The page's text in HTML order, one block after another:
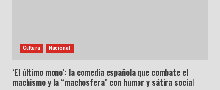
Cultura Nacional
‘El último mono’: la comedia española que combate el
machismo y la “machosfera” con humor y sátira social